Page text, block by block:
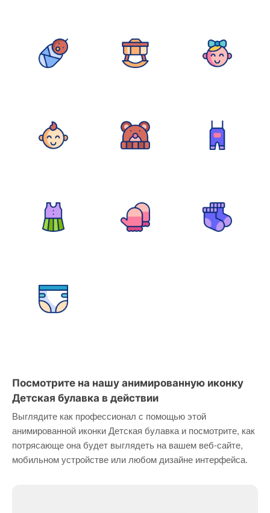
Посмотрите на нашу анимированную иконку
Детская булавка в действии
Выглядите как профессионал с помощью этой
анимированной иконки Детская булавка и посмотрите, как
потрясающе она будет выглядеть на вашем веб-сайте,
мобильном устройстве или любом дизайне интерфейса.